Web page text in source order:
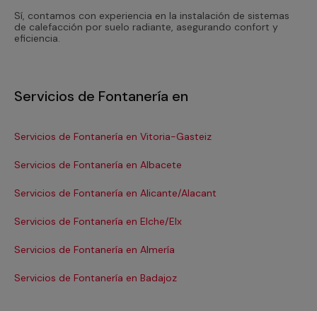
Sí, contamos con experiencia en la instalación de sistemas
de calefacción por suelo radiante, asegurando confort y
eficiencia.
Servicios de Fontanería en
Servicios de Fontanería en Vitoria-Gasteiz
Servicios de Fontanería en Albacete
Servicios de Fontanería en Alicante/Alacant
Servicios de Fontanería en Elche/Elx
Servicios de Fontanería en Almería
Servicios de Fontanería en Badajoz